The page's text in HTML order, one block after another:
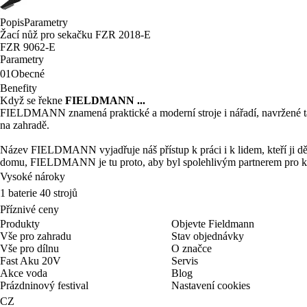
PopisParametry
Žací nůž pro sekačku FZR 2018-E
FZR 9062-E
Parametry
01Obecné
Benefity
Když se řekne FIELDMANN ...
FIELDMANN znamená praktické a moderní stroje i nářadí, navržené
na zahradě.
Název FIELDMANN vyjadřuje náš přístup k práci i k lidem, kteří ji
domu, FIELDMANN je tu proto, aby byl spolehlivým partnerem pro
Vysoké nároky
1 baterie 40 strojů
Příznivé ceny
Produkty
Vše pro zahradu
Vše pro dílnu
Fast Aku 20V
Akce voda
Prázdninový festival
Objevte Fieldmann
Stav objednávky
O značce
Servis
Blog
Nastavení cookies
CZ